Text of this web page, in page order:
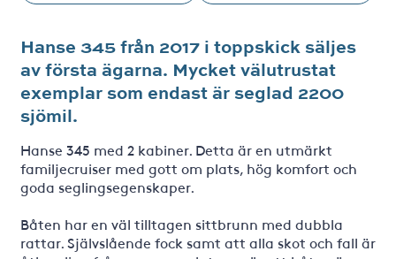
Hanse 345 från 2017 i toppskick säljes
av första ägarna. Mycket välutrustat
exemplar som endast är seglad 2200
sjömil.
Hanse 345 med 2 kabiner. Detta är en utmärkt
familjecruiser med gott om plats, hög komfort och
goda seglingsegenskaper.
Båten har en väl tilltagen sittbrunn med dubbla
rattar. Självslående fock samt att alla skot och fall är